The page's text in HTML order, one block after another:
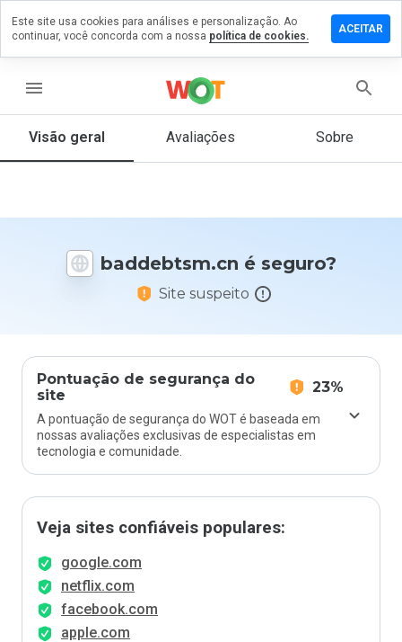
menu
Visão geral Avaliações Sobre
baddebtsm.cn é seguro?
Site suspeito
Pontuação de segurança do
site
23%
A pontuação de segurança do WOT é baseada em
nossas avaliações exclusivas de especialistas em
tecnologia e comunidade.
Veja sites confiáveis populares:
google.com
netflix.com
facebook.com
apple.com
um
que
Este site usa cookies para análises e personalização. Ao
continuar, você concorda com a nossa política de cookies.
ACEITAR